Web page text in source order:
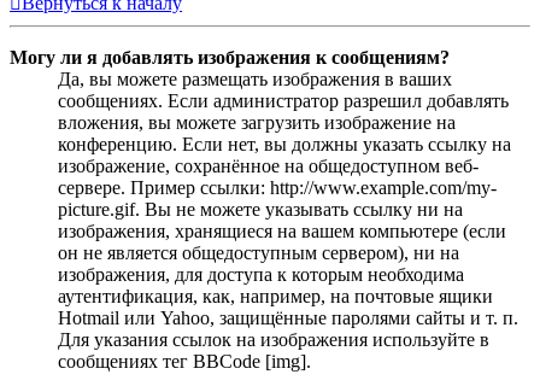
Могу ли я добавлять изображения к сообщениям?
Да, вы можете размещать изображения в ваших
сообщениях. Если администратор разрешил добавлять
вложения, вы можете загрузить изображение на
конференцию. Если нет, вы должны указать ссылку на
изображение, сохранённое на общедоступном веб-
сервере. Пример ссылки: http://www.example.com/my-
picture.gif. Вы не можете указывать ссылку ни на
изображения, хранящиеся на вашем компьютере (если
он не является общедоступным сервером), ни на
изображения, для доступа к которым необходима
аутентификация, как, например, на почтовые ящики
Hotmail или Yahoo, защищённые паролями сайты и т. п.
Для указания ссылок на изображения используйте в
сообщениях тег BBCode [img].